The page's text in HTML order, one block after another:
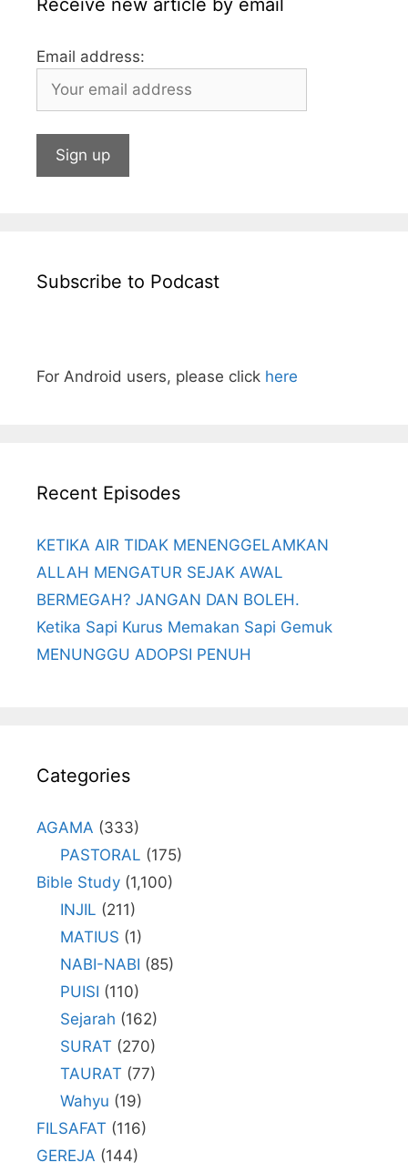
Receive new article by email
Email address:
Subscribe to Podcast
For Android users, please click here
Recent Episodes
KETIKA AIR TIDAK MENENGGELAMKAN
ALLAH MENGATUR SEJAK AWAL
BERMEGAH? JANGAN DAN BOLEH.
Ketika Sapi Kurus Memakan Sapi Gemuk
MENUNGGU ADOPSI PENUH
Categories
AGAMA (333)
PASTORAL (175)
Bible Study (1,100)
INJIL (211)
MATIUS (1)
NABI-NABI (85)
PUISI (110)
Sejarah (162)
SURAT (270)
TAURAT (77)
Wahyu (19)
FILSAFAT (116)
GEREJA (144)